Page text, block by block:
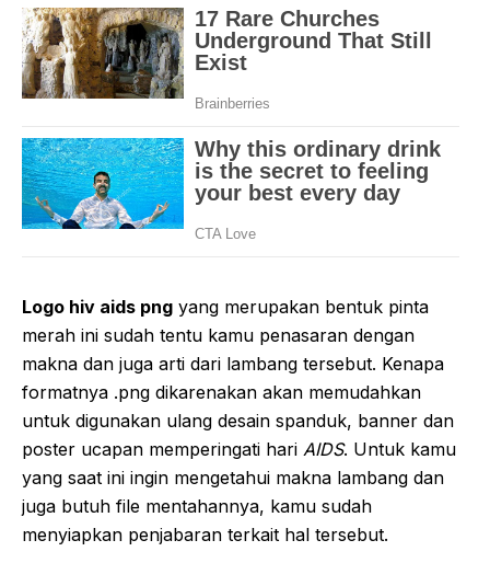
Logo hiv aids png yang merupakan bentuk pinta
merah ini sudah tentu kamu penasaran dengan
makna dan juga arti dari lambang tersebut. Kenapa
formatnya .png dikarenakan akan memudahkan
untuk digunakan ulang desain spanduk, banner dan
poster ucapan memperingati hari AIDS. Untuk kamu
yang saat ini ingin mengetahui makna lambang dan
juga butuh file mentahannya, kamu sudah
menyiapkan penjabaran terkait hal tersebut.